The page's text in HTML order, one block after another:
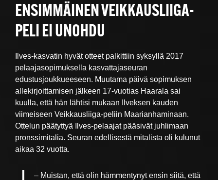
ENSIMMÄINEN VEIKKAUSLIIGA-
PELI EI UNOHDU
Ilves-kasvatin hyvät otteet palkittiin syksyllä 2017
pelaajasopimuksella kasvattajaseuran
edustusjoukkueeseen. Muutama päivä sopimuksen
allekirjoittamisen jälkeen 17-vuotias Haarala sai
kuulla, että hän lähtisi mukaan Ilveksen kauden
viimeiseen Veikkausliiga-peliin Maarianhaminaan.
Ottelun päätyttyä Ilves-pelaajat pääsivät juhlimaan
pronssimitalia. Seuran edellisestä mitalista oli kulunut
aikaa 32 vuotta.
– Muistan, että olin hämmentynyt ensin siitä, että